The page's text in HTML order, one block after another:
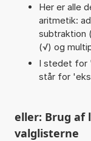
Her er alle
aritmetik:
subtraktion
(√) og
I stedet for
står for
eller: Brug af
valglisterne